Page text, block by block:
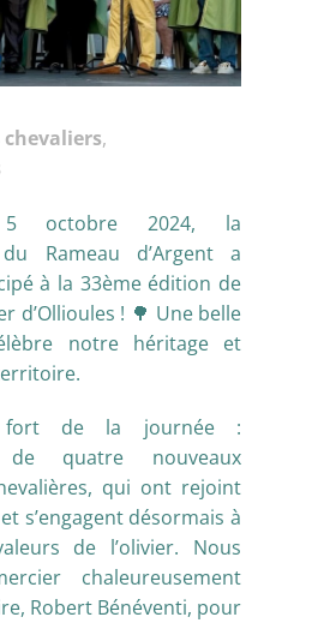
,
octobre 2024, la
Rameau d’Argent a
à la 33ème édition de
d’Ollioules ! 🌳 Une belle
notre héritage et
fort de la journée :
de quatre nouveaux
qui ont rejoint
s’engagent désormais à
de l’olivier. Nous
chaleureusement
Robert Bénéventi, pour